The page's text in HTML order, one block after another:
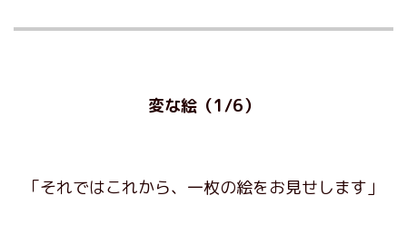
変な絵（1/6）
「それではこれから、一枚の絵をお見せします」